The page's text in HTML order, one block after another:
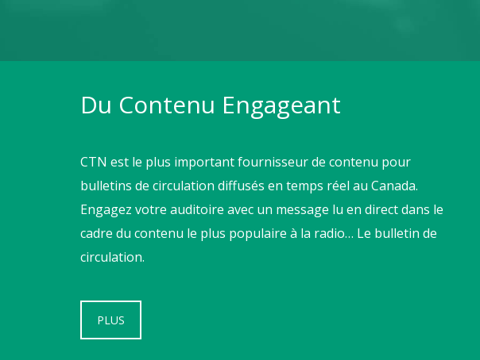
Du Contenu Engageant
CTN est le plus important fournisseur de contenu pour
bulletins de circulation diffusés en temps réel au Canada.
Engagez votre auditoire avec un message lu en direct dans le
cadre du contenu le plus populaire à la radio… Le bulletin de
circulation.
PLUS